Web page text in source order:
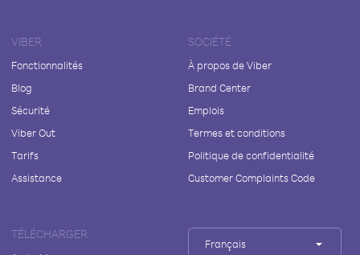
VIBER
Fonctionnalités
Blog
Sécurité
Viber Out
Tarifs
Assistance
SOCIÉTÉ
À propos de Viber
Brand Center
Emplois
Termes et conditions
Politique de confidentialité
Customer Complaints Code
TÉLÉCHARGER
Français